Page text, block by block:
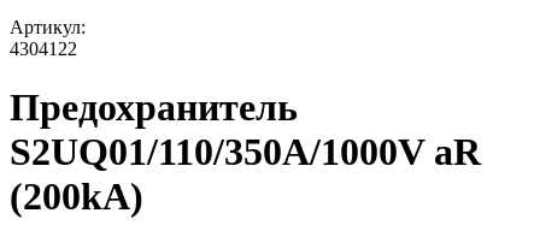
Артикул:
4304122
Предохранитель
S2UQ01/110/350A/1000V aR
(200kA)